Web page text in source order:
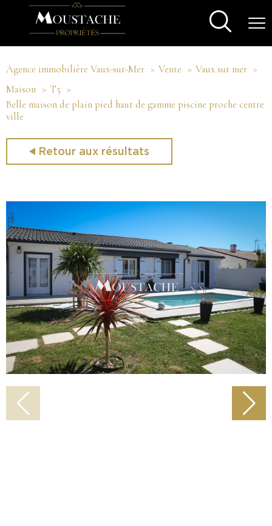
Agence immobilière Vaux-sur-Mer Vente
Vaux sur mer
Maison
T5
Belle maison de plain pied haut de gamme piscine proche centre
ville
Retour aux résultats